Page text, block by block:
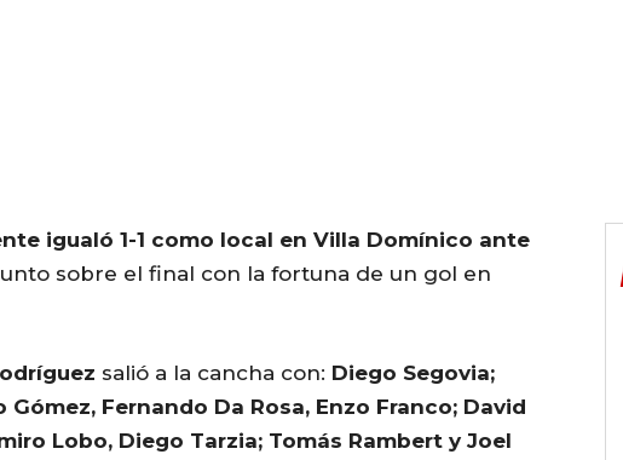
igualó 1-1 como local en Villa Domínico ante
sobre el final con la fortuna de un gol en
salió a la cancha con: Diego Segovia;
Fernando Da Rosa, Enzo Franco; David
Lobo, Diego Tarzia; Tomás Rambert y Joel